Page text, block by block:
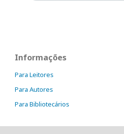
Informações
Para Leitores
Para Autores
Para Bibliotecários